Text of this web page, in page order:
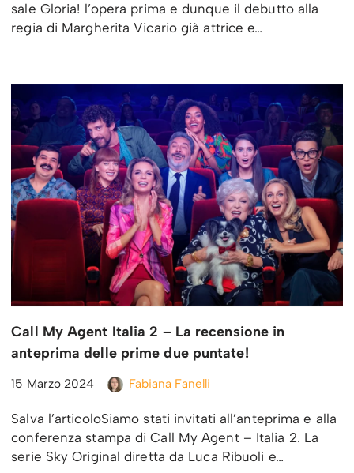
sale Gloria! l’opera prima e dunque il debutto alla
regia di Margherita Vicario già attrice e…
Call My Agent Italia 2 – La recensione in
anteprima delle prime due puntate!
15 Marzo 2024 Fabiana Fanelli
Salva l’articoloSiamo stati invitati all’anteprima e alla
conferenza stampa di Call My Agent – Italia 2. La
serie Sky Original diretta da Luca Ribuoli e…